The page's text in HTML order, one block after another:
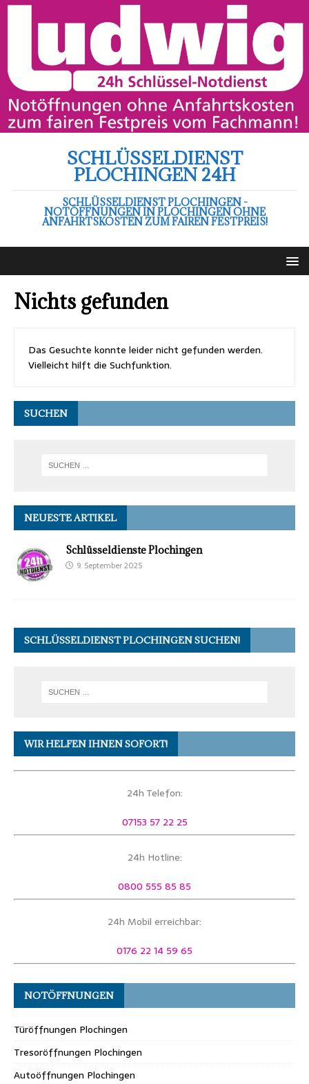
SCHLÜSSELDIENST
PLOCHINGEN 24H
SCHLÜSSELDIENST PLOCHINGEN -
NOTÖFFNUNGEN IN PLOCHINGEN OHNE
ANFAHRTSKOSTEN ZUM FAIREN FESTPREIS!
Nichts gefunden
Das Gesuchte konnte leider nicht gefunden werden.
Vielleicht hilft die Suchfunktion.
SUCHEN
NEUESTE ARTIKEL
Schlüsseldienste Plochingen
9. September 2025
SCHLÜSSELDIENST PLOCHINGEN SUCHEN!
WIR HELFEN IHNEN SOFORT!
24h Telefon:
07153 57 22 25
24h Hotline:
0800 555 85 85
24h Mobil erreichbar:
0176 22 14 59 65
NOTÖFFNUNGEN
Türöffnungen Plochingen
Tresoröffnungen Plochingen
Autoöffnungen Plochingen